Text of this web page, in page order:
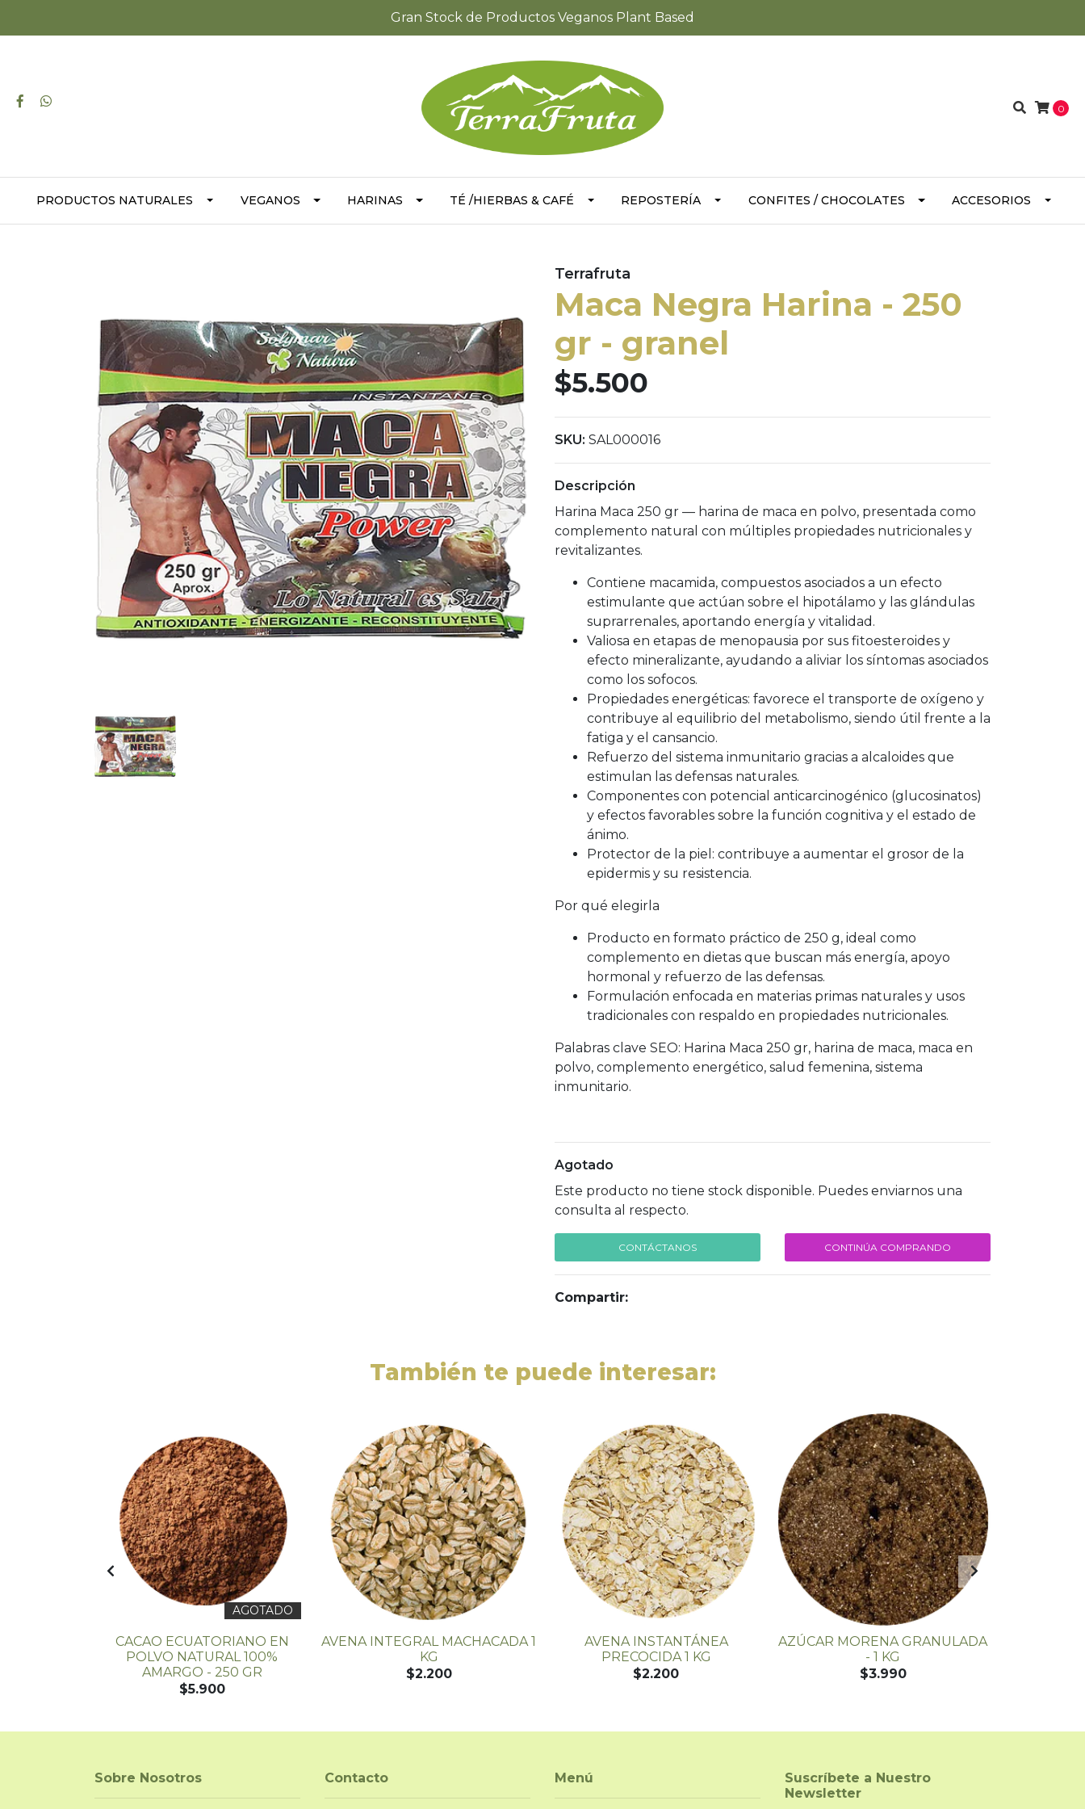
Gran Stock de Productos Veganos Plant Based
0
PRODUCTOS NATURALES VEGANOS HARINAS TÉ /HIERBAS & CAFÉ REPOSTERÍA CONFITES / CHOCOLATES ACCESORIOS
Terrafruta
Maca Negra Harina - 250
gr - granel
$5.500
SKU: SAL000016
Descripción
Harina Maca 250 gr — harina de maca en polvo, presentada como
complemento natural con múltiples propiedades nutricionales y
revitalizantes.
Contiene macamida, compuestos asociados a un efecto
estimulante que actúan sobre el hipotálamo y las glándulas
suprarrenales, aportando energía y vitalidad.
Valiosa en etapas de menopausia por sus fitoesteroides y
efecto mineralizante, ayudando a aliviar los síntomas asociados
como los sofocos.
Propiedades energéticas: favorece el transporte de oxígeno y
contribuye al equilibrio del metabolismo, siendo útil frente a la
fatiga y el cansancio.
Refuerzo del sistema inmunitario gracias a alcaloides que
estimulan las defensas naturales.
Componentes con potencial anticarcinogénico (glucosinatos)
y efectos favorables sobre la función cognitiva y el estado de
ánimo.
Protector de la piel: contribuye a aumentar el grosor de la
epidermis y su resistencia.
Por qué elegirla
Producto en formato práctico de 250 g, ideal como
complemento en dietas que buscan más energía, apoyo
hormonal y refuerzo de las defensas.
Formulación enfocada en materias primas naturales y usos
tradicionales con respaldo en propiedades nutricionales.
Palabras clave SEO: Harina Maca 250 gr, harina de maca, maca en
polvo, complemento energético, salud femenina, sistema
inmunitario.
Agotado
Este producto no tiene stock disponible. Puedes enviarnos una
consulta al respecto.
CONTÁCTANOS CONTINÚA COMPRANDO
Compartir:
También te puede interesar:
AGOTADO
CACAO ECUATORIANO EN
POLVO NATURAL 100%
AMARGO - 250 GR
$5.900
AVENA INTEGRAL MACHACADA 1
KG
$2.200
AVENA INSTANTÁNEA
PRECOCIDA 1 KG
$2.200
AZÚCAR MORENA GRANULADA
- 1 KG
$3.990
Sobre Nosotros Contacto Menú
Suscríbete a Nuestro
Newsletter